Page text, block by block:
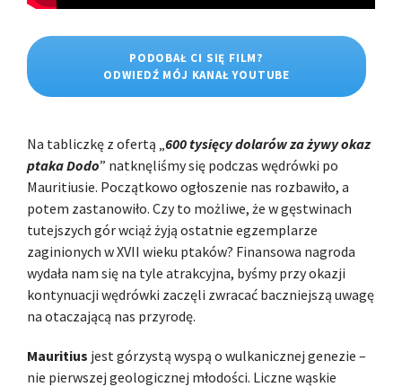
PODOBAŁ CI SIĘ FILM?
ODWIEDŹ MÓJ KANAŁ YOUTUBE
Na tabliczkę z ofertą „ 600 tysięcy dolarów za żywy okaz
ptaka Dodo” natknęliśmy się podczas wędrówki po
Mauritiusie. Początkowo ogłoszenie nas rozbawiło, a
potem zastanowiło. Czy to możliwe, że w gęstwinach
tutejszych gór wciąż żyją ostatnie egzemplarze
zaginionych w XVII wieku ptaków? Finansowa nagroda
wydała nam się na tyle atrakcyjna, byśmy przy okazji
kontynuacji wędrówki zaczęli zwracać baczniejszą uwagę
na otaczającą nas przyrodę.
Mauritius jest górzystą wyspą o wulkanicznej genezie –
nie pierwszej geologicznej młodości. Liczne wąskie